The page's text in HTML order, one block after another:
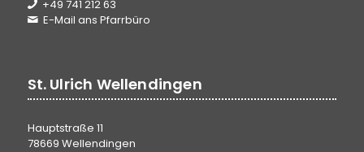
+49 741 212 63
E-Mail ans Pfarrbüro
St. Ulrich Wellendingen
Hauptstraße 11
78669 Wellendingen